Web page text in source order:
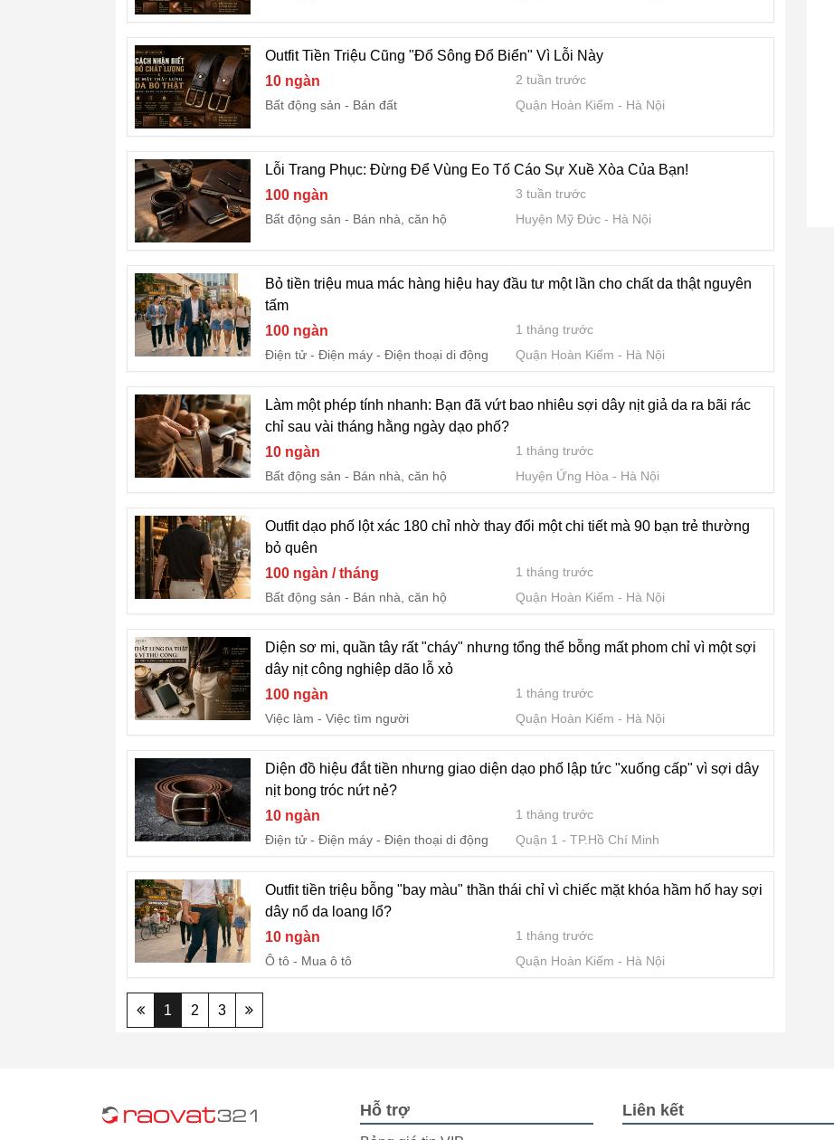
Outfit Tiền Triệu Cũng "Đổ Sông Đổ Biển" Vì Lỗi Này
10 ngàn
2 tuần trước
Bất động sản
Bán đất Quận Hoàn Kiếm Hà Nội
Lỗi Trang Phục: Đừng Để Vùng Eo Tố Cáo Sự Xuề Xòa Của Bạn!
100 ngàn
3 tuần trước
Bất động sản
Bán nhà, căn hộ Huyện Mỹ Đức Hà Nội
Bỏ tiền triệu mua mác hàng hiệu hay đầu tư một lần cho chất da thật nguyên
tấm
100 ngàn
1 tháng trước
Điện tử - Điện máy
Điện thoại di động Quận Hoàn Kiếm Hà Nội
Làm một phép tính nhanh: Bạn đã vứt bao nhiêu sợi dây nịt giả da ra bãi rác
chỉ sau vài tháng hằng ngày dạo phố?
10 ngàn
1 tháng trước
Bất động sản
Bán nhà, căn hộ Huyện Ứng Hòa Hà Nội
Outfit dạo phố lột xác 180 chỉ nhờ thay đổi một chi tiết mà 90 bạn trẻ thường
bỏ quên
100 ngàn / tháng
1 tháng trước
Bất động sản
Bán nhà, căn hộ Quận Hoàn Kiếm Hà Nội
Diện sơ mi, quần tây rất "cháy" nhưng tổng thể bỗng mất phom chỉ vì một sợi
dây nịt công nghiệp dão lỗ xỏ
100 ngàn
1 tháng trước
Việc làm
Việc tìm người Quận Hoàn Kiếm Hà Nội
Diện đồ hiệu đắt tiền nhưng giao diện dạo phố lập tức "xuống cấp" vì sợi dây
nịt bong tróc nứt nẻ?
10 ngàn
1 tháng trước
Điện tử - Điện máy
Điện thoại di động Quận 1 TP.Hồ Chí Minh
Outfit tiền triệu bỗng "bay màu" thần thái chỉ vì chiếc mặt khóa hầm hố hay sợi
dây nổ da loang lổ?
10 ngàn
1 tháng trước
Ô tô
Mua ô tô Quận Hoàn Kiếm Hà Nội
1 2 3
Hỗ trợ Liên kết